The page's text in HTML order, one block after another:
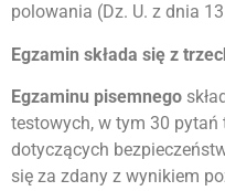
polowania (Dz. U. z dnia
Egzamin składa się z
Egzaminu pisemnego
testowych, w tym 30
dotyczących
się za zdany z wynikiem